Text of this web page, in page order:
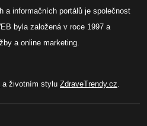
a informačních portálů je společnost
byla založená v roce 1997 a
a online marketing.
a životním stylu ZdraveTrendy.cz.